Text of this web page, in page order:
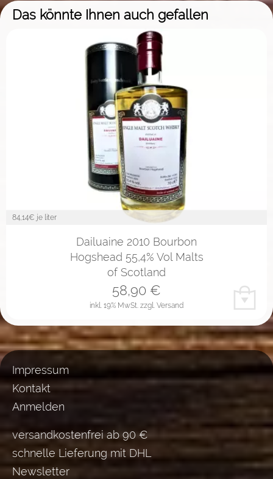
Das könnte Ihnen auch gefallen
84,14€ je liter
Dailuaine 2010 Bourbon
Hogshead 55,4% Vol Malts
of Scotland
inkl. 19% MwSt. zzgl. Versand
58,90 €
Impressum
Kontakt
Anmelden
versandkostenfrei ab 90 €
schnelle Lieferung mit DHL
Newsletter